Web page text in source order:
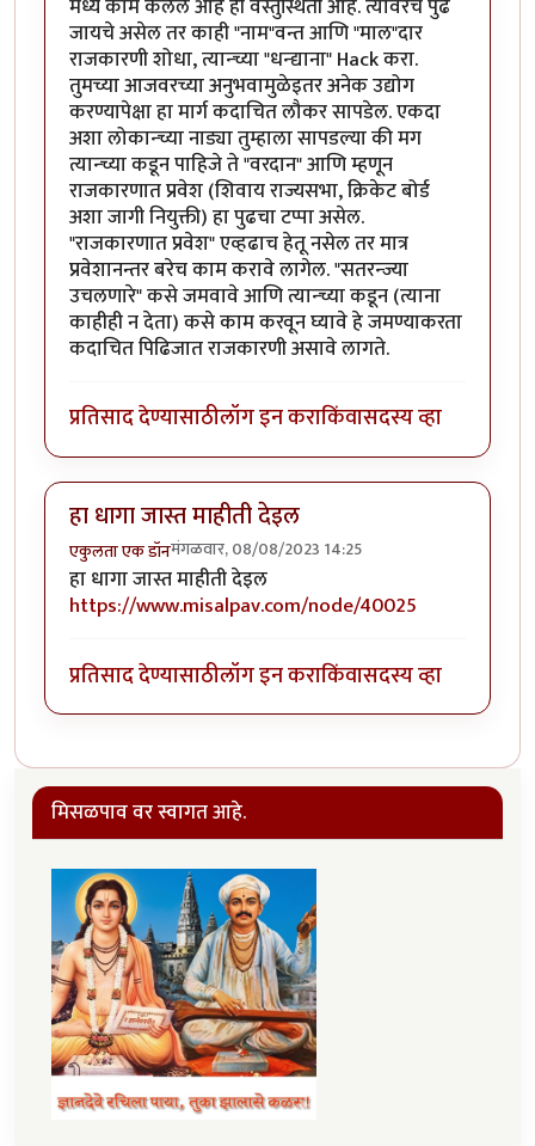
जायचे असेल तर काही "नाम"वन्त आणि "माल"दार
राजकारणी शोधा, त्यान्च्या "धन्द्याना" Hack करा.
तुमच्या आजवरच्या अनुभवामुळेइतर अनेक उद्योग
करण्यापेक्षा हा मार्ग कदाचित लौकर सापडेल. एकदा
अशा लोकान्च्या नाड्या तुम्हाला सापडल्या की मग
त्यान्च्या कडून पाहिजे ते "वरदान" आणि म्हणून
राजकारणात प्रवेश (शिवाय राज्यसभा, क्रिकेट बोर्ड
अशा जागी नियुक्ती) हा पुढचा टप्पा असेल.
"राजकारणात प्रवेश" एव्हढाच हेतू नसेल तर मात्र
प्रवेशानन्तर बरेच काम करावे लागेल. "सतरन्ज्या
उचलणारे" कसे जमवावे आणि त्यान्च्या कडून (त्याना
काहीही न देता) कसे काम करवून घ्यावे हे जमण्याकरता
कदाचित पिढिजात राजकारणी असावे लागते.
प्रतिसाद देण्यासाठीलॉग इन कराकिंवासदस्य व्हा
हा धागा जास्त माहीती देइल
एकुलता एक डॉनमंगळवार, 08/08/2023 14:25
हा धागा जास्त माहीती देइल
https://www.misalpav.com/node/40025
प्रतिसाद देण्यासाठीलॉग इन कराकिंवासदस्य व्हा
मिसळपाव वर स्वागत आहे.